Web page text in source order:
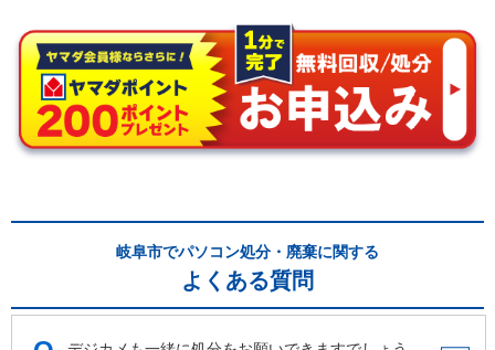
岐阜市でパソコン処分・廃棄に関する
よくある質問